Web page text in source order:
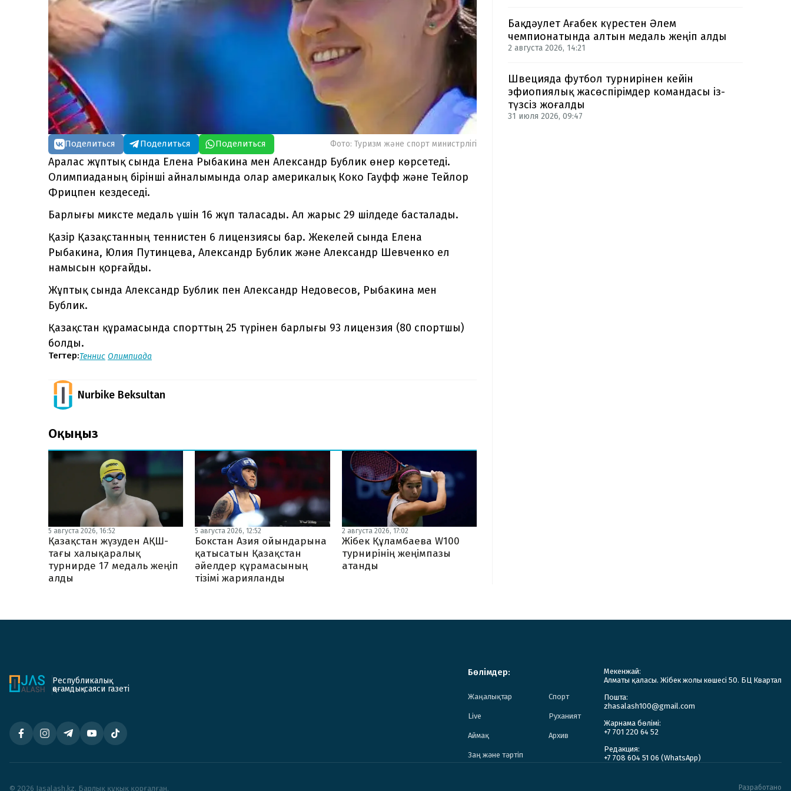
Поделиться Поделиться Поделиться Фото: Туризм және спорт министрлігі
Аралас жұптық сында Елена Рыбакина мен Александр Бублик өнер көрсетеді.
Олимпиаданың бірінші айналымында олар америкалық Коко Гауфф және Тейлор
Фрицпен кездеседі.
Барлығы миксте медаль үшін 16 жұп таласады. Ал жарыс 29 шілдеде басталады.
Қазір Қазақстанның теннистен 6 лицензиясы бар. Жекелей сында Елена
Рыбакина, Юлия Путинцева, Александр Бублик және Александр Шевченко ел
намысын қорғайды.
Жұптық сында Александр Бублик пен Александр Недовесов, Рыбакина мен
Бублик.
Қазақстан құрамасында спорттың 25 түрінен барлығы 93 лицензия (80 спортшы)
болды.
Тегтер:Теннис Олимпиада
Nurbike Beksultan
Оқыңыз
5 августа 2026, 16:52
Қазақстан жүзуден АҚШ-
тағы халықаралық
турнирде 17 медаль жеңіп
алды
5 августа 2026, 12:52
Бокстан Азия ойындарына
қатысатын Қазақстан
әйелдер құрамасының
тізімі жарияланды
2 августа 2026, 17:02
Жібек Құламбаева W100
турнирінің жеңімпазы
атанды
Бақдәулет Ағабек күрестен Әлем
чемпионатында алтын медаль жеңіп алды
2 августа 2026, 14:21
Швецияда футбол турнирінен кейін
эфиопиялық жасөспірімдер командасы із-
түзсіз жоғалды
31 июля 2026, 09:47
Республикалық
қоғамдық-саяси газеті
Бөлімдер:
Жаңалықтар Спорт
Live Руханият
Аймақ Архив
Заң және тәртіп
Мекенжай:
Алматы қаласы. Жібек жолы көшесі 50. БЦ Квартал
Пошта:
zhasalash100@gmail.com
Жарнама бөлімі:
+7 701 220 64 52
Редакция:
+7 708 604 51 06 (WhatsApp)
© 2026 Jasalash.kz. Барлық құқық қорғалған. Разработано